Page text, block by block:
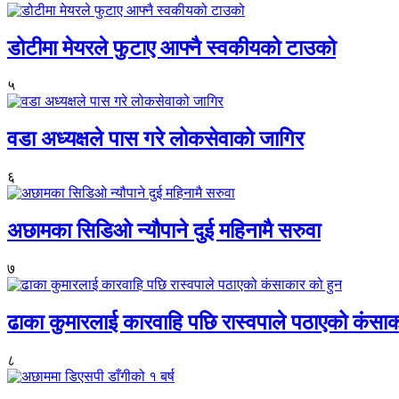
डोटीमा मेयरले फुटाए आफ्नै स्वकीयको टाउको
५
वडा अध्यक्षले पास गरे लोकसेवाको जागिर
६
अछामका सिडिओ न्यौपाने दुई महिनामै सरुवा
७
ढाका कुमारलाई कारवाहि पछि रास्वपाले पठाएको
८